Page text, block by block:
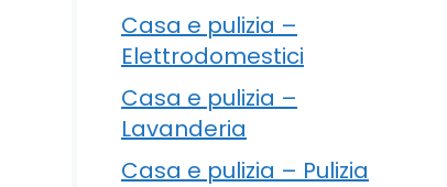
Casa e pulizia –
Elettrodomestici
Casa e pulizia –
Lavanderia
Casa e pulizia – Pulizia